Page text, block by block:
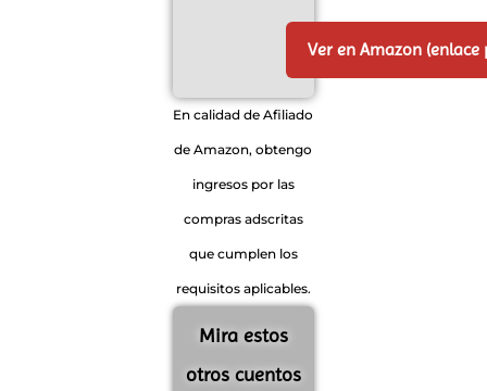
Ver en Amazon (enlace
En calidad de Afiliado
de Amazon, obtengo
ingresos por las
compras adscritas
que cumplen los
requisitos aplicables.
Mira estos
otros cuentos